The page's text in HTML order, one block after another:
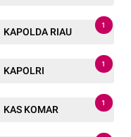
KAPOLDA RIAU
1
KAPOLRI
1
KAS KOMAR
1